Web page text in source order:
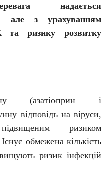
надається
але з урахуванням
та ризику розвитку
(азатіоприн і
відповідь на віруси,
ризиком
обмежена кількість
ризик інфекцій